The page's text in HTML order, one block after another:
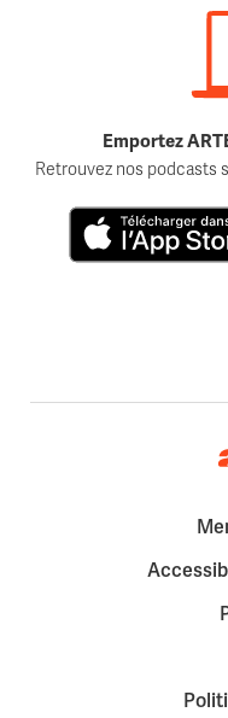
Emportez
Retrouvez nos podcasts